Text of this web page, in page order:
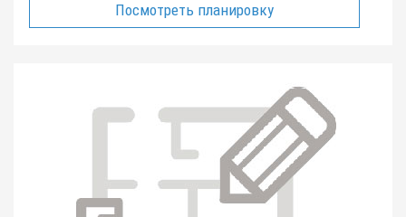
Посмотреть планировку